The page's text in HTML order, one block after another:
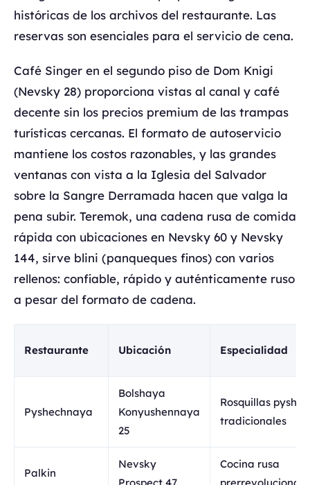
históricas de los archivos del restaurante. Las
reservas son esenciales para el servicio de cena.
Café Singer en el segundo piso de Dom Knigi
(Nevsky 28) proporciona vistas al canal y café
decente sin los precios premium de las trampas
turísticas cercanas. El formato de autoservicio
mantiene los costos razonables, y las grandes
ventanas con vista a la Iglesia del Salvador
sobre la Sangre Derramada hacen que valga la
pena subir. Teremok, una cadena rusa de comida
rápida con ubicaciones en Nevsky 60 y Nevsky
144, sirve blini (panqueques finos) con varios
rellenos: confiable, rápido y auténticamente ruso
a pesar del formato de cadena.
Restaurante Ubicación Especialidad
Pyshechnaya
Bolshaya
Konyushennaya
25
Rosquillas pyshki
tradicionales
Palkin
Nevsky
Cocina rusa